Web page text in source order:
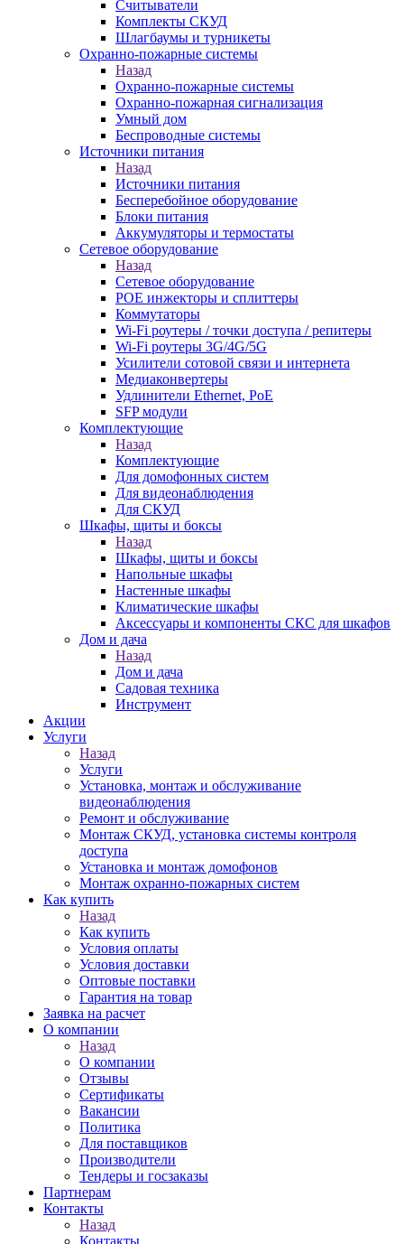
Считыватели
Комплекты СКУД
Шлагбаумы и турникеты
Охранно-пожарные системы
Назад
Охранно-пожарные системы
Охранно-пожарная сигнализация
Умный дом
Беспроводные системы
Источники питания
Назад
Источники питания
Бесперебойное оборудование
Блоки питания
Аккумуляторы и термостаты
Сетевое оборудование
Назад
Сетевое оборудование
POE инжекторы и сплиттеры
Коммутаторы
Wi-Fi роутеры / точки доступа / репитеры
Wi-Fi роутеры 3G/4G/5G
Усилители сотовой связи и интернета
Медиаконвертеры
Удлинители Ethernet, PoE
SFP модули
Комплектующие
Назад
Комплектующие
Для домофонных систем
Для видеонаблюдения
Для СКУД
Шкафы, щиты и боксы
Назад
Шкафы, щиты и боксы
Напольные шкафы
Настенные шкафы
Климатические шкафы
Аксессуары и компоненты СКС для шкафов
Дом и дача
Назад
Дом и дача
Садовая техника
Инструмент
Акции
Услуги
Назад
Услуги
Установка, монтаж и обслуживание
видеонаблюдения
Ремонт и обслуживание
Монтаж СКУД, установка системы контроля
доступа
Установка и монтаж домофонов
Монтаж охранно-пожарных систем
Как купить
Назад
Как купить
Условия оплаты
Условия доставки
Оптовые поставки
Гарантия на товар
Заявка на расчет
О компании
Назад
О компании
Отзывы
Сертификаты
Вакансии
Политика
Для поставщиков
Производители
Тендеры и госзаказы
Партнерам
Контакты
Назад
Контакты